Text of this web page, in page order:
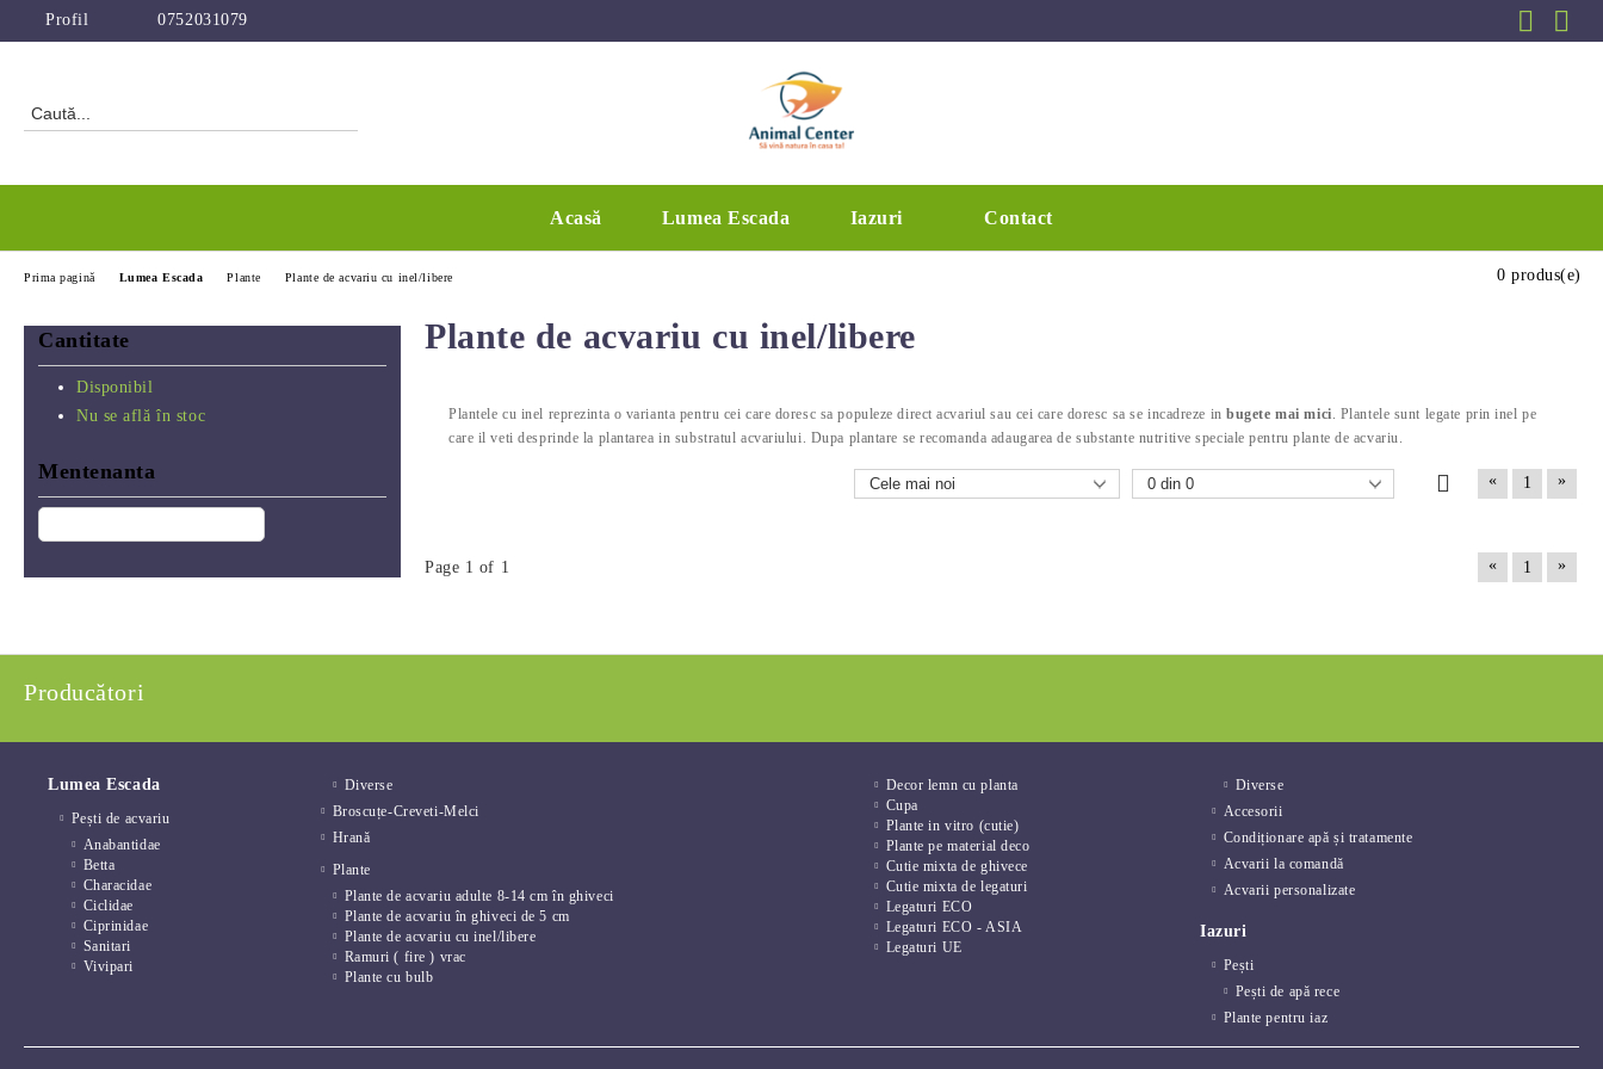
Profil 0752031079
Acasă Lumea Escada Iazuri Contact
Cantitate
Disponibil
Nu se află în stoc
Mentenanta
Prima pagină Lumea Escada Plante Plante de acvariu cu inel/libere
Plante de acvariu cu inel/libere
Plantele cu inel reprezinta o varianta pentru cei care doresc sa populeze direct acvariul sau cei care doresc sa se incadreze inbugete mai mici. Plantele sunt legate prin inel pe
care il veti desprinde la plantarea in substratul acvariului. Dupa plantare se recomanda adaugarea de substante nutritive speciale pentru plante de acvariu.
0 produs(e)
« 1 »
Page 1 of 1 « 1 »
Producători
Lumea Escada
Pești de acvariu
Anabantidae
Betta
Characidae
Ciclidae
Ciprinidae
Sanitari
Vivipari
Diverse
Broscuțe-Creveti-Melci
Hrană
Plante
Plante de acvariu adulte 8-14 cm în ghiveci
Plante de acvariu în ghiveci de 5 cm
Plante de acvariu cu inel/libere
Ramuri ( fire ) vrac
Plante cu bulb
Decor lemn cu planta
Cupa
Plante in vitro (cutie)
Plante pe material deco
Cutie mixta de ghivece
Cutie mixta de legaturi
Legaturi ECO
Legaturi ECO - ASIA
Legaturi UE
Diverse
Accesorii
Condiționare apă și tratamente
Acvarii la comandă
Acvarii personalizate
Iazuri
Pești
Pești de apă rece
Plante pentru iaz